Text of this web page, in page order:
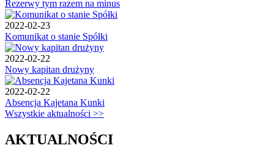
Rezerwy tym razem na minus
2022-02-23
Komunikat o stanie Spółki
2022-02-22
Nowy kapitan drużyny
2022-02-22
Absencja Kajetana Kunki
Wszystkie aktualności >>
AKTUALNOŚCI